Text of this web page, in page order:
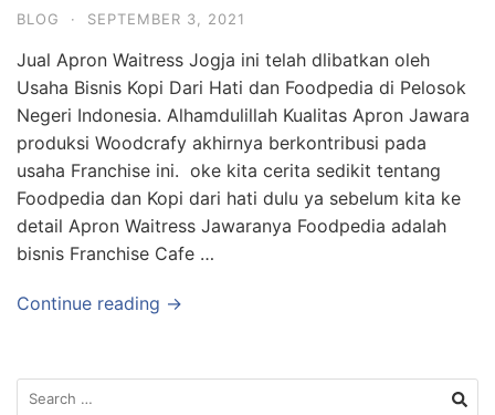
BLOG · SEPTEMBER 3, 2021
Jual Apron Waitress Jogja ini telah dlibatkan oleh
Usaha Bisnis Kopi Dari Hati dan Foodpedia di Pelosok
Negeri Indonesia. Alhamdulillah Kualitas Apron Jawara
produksi Woodcrafy akhirnya berkontribusi pada
usaha Franchise ini. oke kita cerita sedikit tentang
Foodpedia dan Kopi dari hati dulu ya sebelum kita ke
detail Apron Waitress Jawaranya Foodpedia adalah
bisnis Franchise Cafe …
Continue reading →